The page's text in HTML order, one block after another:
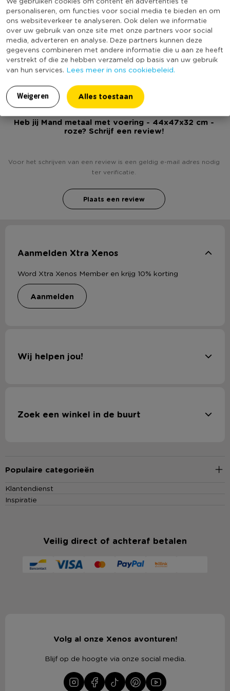
personaliseren, om functies voor social media te bieden en om
ons websiteverkeer te analyseren. Ook delen we informatie
over uw gebruik van onze site met onze partners voor social
media, adverteren en analyse. Deze partners kunnen deze
gegevens combineren met andere informatie die u aan ze heeft
verstrekt of die ze hebben verzameld op basis van uw gebruik
van hun services. Lees meer in ons cookiebeleid.
Weigeren Alles toestaan
Producthoogte (cm)
32
Kleur
Roze
Productlengte (cm)
44
Duurzaamheidsscore
(Nog) geen score
bekend
Heb jij Mand metaal met voering - 44x47x32 cm -
roze? Schrijf een review!
Voor het schrijven van een review is een geldig e-mail adres nodig
ter verificatie.
Plaats een review
Aanmelden Xtra Xenos
Word Xtra Xenos Member en krijg 10% korting
aanmelden
Wij helpen jou!
Zoek een winkel in de buurt
Populaire categorieën
Klantendienst
Inspiratie
Veilig direct of achteraf betalen
Volg al onze Xenos avonturen!
Blijf op de hoogte via onze social media.